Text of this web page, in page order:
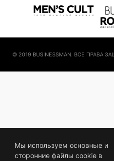
© 2019 BUSINESSMAN. ВСЕ ПРАВА
Мы используем основные и
сторонние файлы cookie в